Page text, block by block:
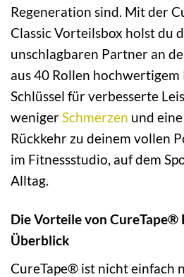
Regeneration sind. Mit der
Classic Vorteilsbox holst du
unschlagbaren Partner an
aus 40 Rollen
Schlüssel für verbesserte
wenigerSchmerzen und
Rückkehr zu deinem vollen
im Fitnessstudio, auf dem
Alltag.
Die Vorteile von CureTape®
Überblick
CureTape® ist nicht einfach